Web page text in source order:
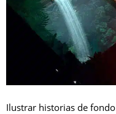
Ilustrar historias de fondo